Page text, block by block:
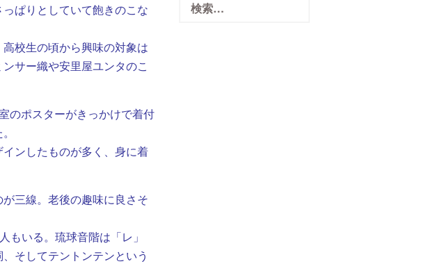
ぱりとしていて飽きのこな
校生の頃から興味の対象は
サー織や安里屋ユンタのこ
のポスターがきっかけで着付
ンしたものが多く、身に着
三線。老後の趣味に良さそ
いる。琉球音階は「レ」
そしてテントンテンという
索: